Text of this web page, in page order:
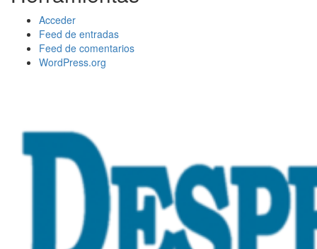
Acceder
Feed de entradas
Feed de comentarios
WordPress.org